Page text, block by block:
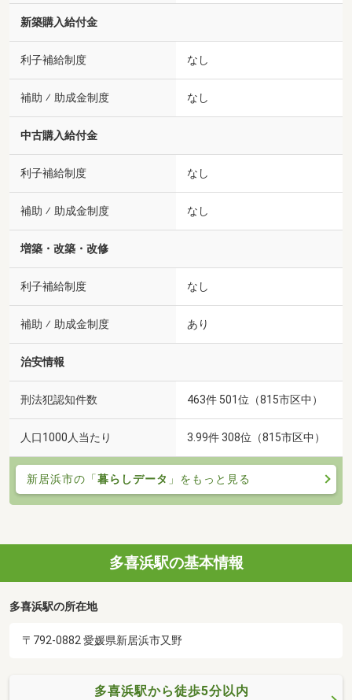
新築購入給付金
利子補給制度 なし
補助 ⁄ 助成金制度 なし
中古購入給付金
利子補給制度 なし
補助 ⁄ 助成金制度 なし
増築・改築・改修
利子補給制度 なし
補助 ⁄ 助成金制度 あり
治安情報
刑法犯認知件数 463件 501位（815市区中）
人口1000人当たり 3.99件 308位（815市区中）
新居浜市の「暮らしデータ 」をもっと見る
多喜浜駅の基本情報
多喜浜駅の所在地
〒792-0882 愛媛県新居浜市又野
多喜浜駅から徒歩5分以内